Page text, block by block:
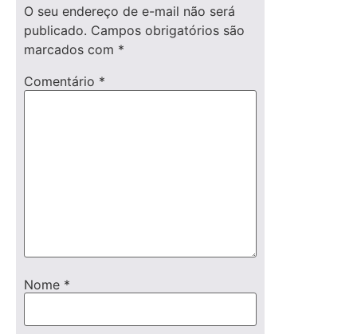
O seu endereço de e-mail não será
publicado. Campos obrigatórios são
marcados com *
Comentário *
Nome *